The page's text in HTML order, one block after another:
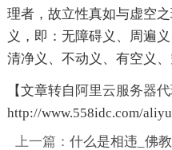
理者，故立性真如与虚空
义，即：无障碍义、周遍
清净义、不动义、有空义、
【文章转自 阿里云服务器
http://www.558idc.com/
上一篇： 什么是相违_佛